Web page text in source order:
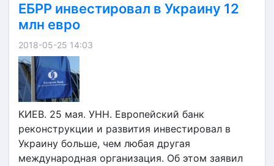
ЕБРР инвестировал в Украину 12
млн евро
2018-05-25 14:03
КИЕВ. 25 мая. УНН. Европейский банк
реконструкции и развития инвестировал в
Украину больше, чем любая другая
международная организация. Об этом заявил